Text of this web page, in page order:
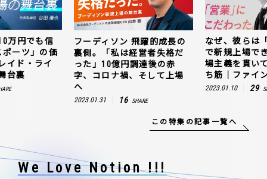
万円でも信
ーツ」の価
イド・ライ
台裏
フーディソン 飛躍的成長の
裏側。「私は経営者失格だ
った」10億円調達後の赤
字、コロナ禍、そして上場
へ
2023.01.31 16 SHARE
なぜ、彼らは
で新規上場で
場主義を貫い
ち筋｜ファイ
2023.01.10 29
この特集の記事一覧へ
We Love Notion !!!